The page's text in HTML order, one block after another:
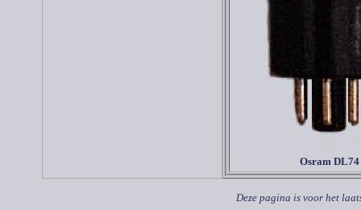
Osram DL74
Deze pagina is voor het